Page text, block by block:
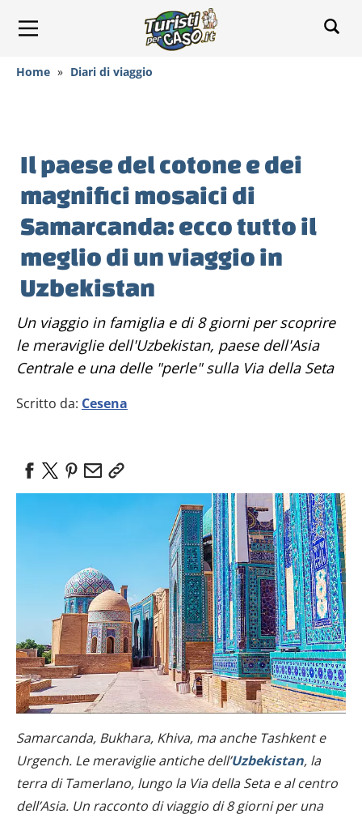
Home » Diari di viaggio
Il paese del cotone e dei
magnifici mosaici di
Samarcanda: ecco tutto il
meglio di un viaggio in
Uzbekistan
Un viaggio in famiglia e di 8 giorni per scoprire
le meraviglie dell'Uzbekistan, paese dell'Asia
Centrale e una delle "perle" sulla Via della Seta
Scritto da: Cesena
Samarcanda, Bukhara, Khiva, ma anche Tashkent e
Urgench. Le meraviglie antiche dell’Uzbekistan, la
terra di Tamerlano, lungo la Via della Seta e al centro
dell’Asia. Un racconto di viaggio di 8 giorni per una